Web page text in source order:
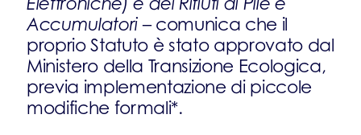
Accumulatori– comunica che il
proprio Statuto è stato approvato dal
Ministero della Transizione Ecologica,
previa implementazione di piccole
modifiche formali*.